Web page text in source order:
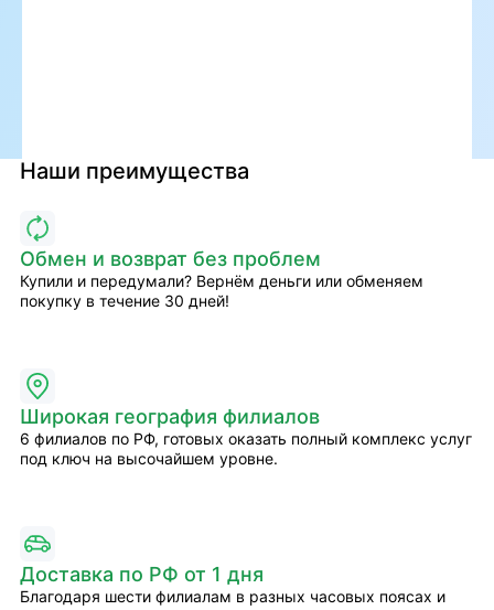
Наши преимущества
Обмен и возврат без проблем
Купили и передумали? Вернём деньги или обменяем
покупку в течение 30 дней!
Широкая география филиалов
6 филиалов по РФ, готовых оказать полный комплекс услуг
под ключ на высочайшем уровне.
Доставка по РФ от 1 дня
Благодаря шести филиалам в разных часовых поясах и